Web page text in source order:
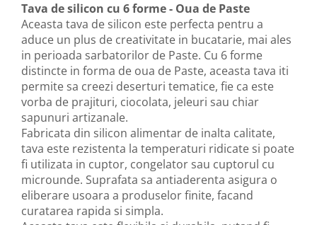
Tava de silicon cu 6 forme - Oua de Paste
Aceasta tava de silicon este perfecta pentru a
aduce un plus de creativitate in bucatarie, mai ales
in perioada sarbatorilor de Paste. Cu 6 forme
distincte in forma de oua de Paste, aceasta tava iti
permite sa creezi deserturi tematice, fie ca este
vorba de prajituri, ciocolata, jeleuri sau chiar
sapunuri artizanale.
Fabricata din silicon alimentar de inalta calitate,
tava este rezistenta la temperaturi ridicate si poate
fi utilizata in cuptor, congelator sau cuptorul cu
microunde. Suprafata sa antiaderenta asigura o
eliberare usoara a produselor finite, facand
curatarea rapida si simpla.